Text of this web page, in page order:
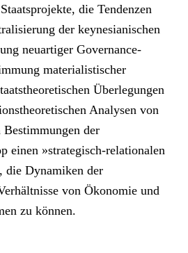
die Tendenzen
der keynesianischen
neuartiger Governance-
materialistischer
Überlegungen
Analysen von
der
einen »strategisch-relationalen
die Dynamiken der
von Ökonomie und
zu können.